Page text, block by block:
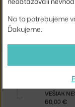
Shopping from the
VEŠIAK
60,00 €
Na to potrebujeme
Ďakujeme.